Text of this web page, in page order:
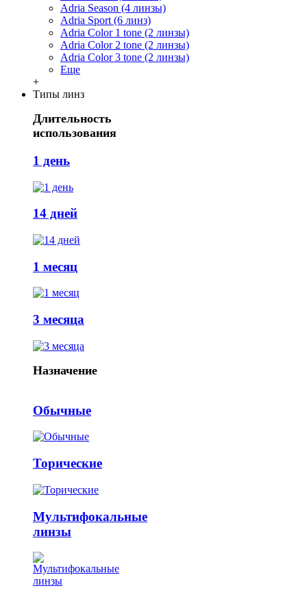
Adria Season (4 линзы)
Adria Sport (6 линз)
Adria Сolor 1 tone (2 линзы)
Adria Сolor 2 tone (2 линзы)
Adria Сolor 3 tone (2 линзы)
Еще
+
Типы линз
Длительность
использования
1 день
14 дней
1 месяц
3 месяца
Назначение
Обычные
Торические
Мультифокальные
линзы